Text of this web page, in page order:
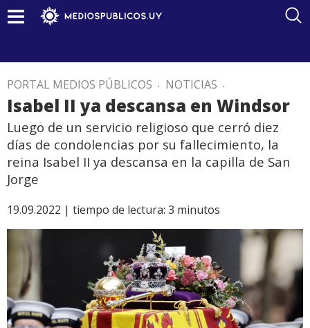
PORTAL MEDIOS PÚBLICOS . NOTICIAS .
Isabel II ya descansa en Windsor
Luego de un servicio religioso que cerró diez
días de condolencias por su fallecimiento, la
reina Isabel II ya descansa en la capilla de San
Jorge
19.09.2022 | tiempo de lectura: 3 minutos